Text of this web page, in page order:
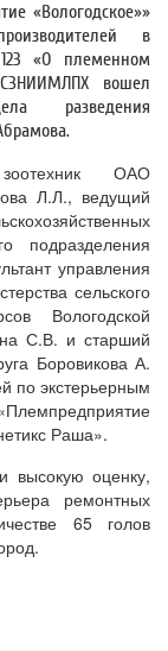
«Вологодское»»
в
«О племенном
вошел
разведения
ОАО
Л.Л., ведущий
подразделения
управления
сельского
Вологодской
С.В. и старший
Боровикова А.
по экстерьерным
Раша».
высокую оценку,
ремонтных
65 голов